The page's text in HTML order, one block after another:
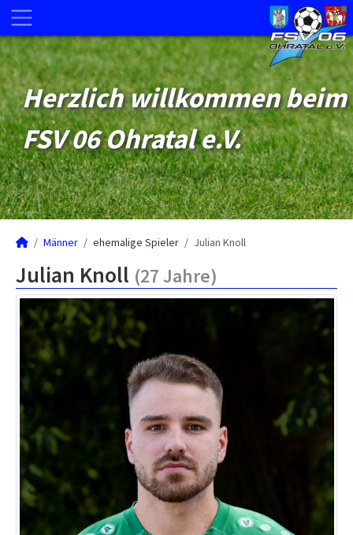
Herzlich willkommen beim
FSV 06 Ohratal e.V.
Männer ehemalige Spieler Julian Knoll
Julian Knoll (27 Jahre)